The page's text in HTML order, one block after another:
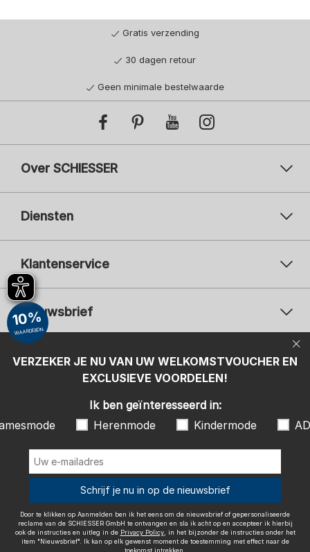
Gratis verzending
30 dagen retour
Geen minimale bestelwaarde
Over SCHIESSER
Diensten
Klantenservice
Nieuwsbrief
Uw
Uw e-mailadres
Aanmelden
Herenmode
ADIDAS
Door te klikken op Aanmelden ben ik het eens om de nieuwsbrief of
gepersonaliseerde reclame van de SCHIESSER GmbH te ontvangen en
sla ik acht op en accepteer ik hierbij ook de instructies en uitleg in de
, in het bijzonder de instructies onder het item
effect naar de toekomst intrekken.
Betaalwijzen
Wij bezorgen met
VERZEKER JE NU VAN UW WELKOMSTVOUCHER EN
EXCLUSIEVE VOORDELEN!
10%
WAARDEBON
Ik ben geïnteresseerd in:
Herenmode Kindermode
Schrijf je nu in op de nieuwsbrief
Door te klikken op Aanmelden ben ik het eens om de nieuwsbrief of gepersonaliseerde
reclame van de SCHIESSER GmbH te ontvangen en sla ik acht op en accepteer ik hierbij
ook de instructies en uitleg in de Privacy Policy, in het bijzonder de instructies onder het
item "Nieuwsbrief". Ik kan op elk gewenst moment de toestemming met effect naar de
toekomst intrekken.